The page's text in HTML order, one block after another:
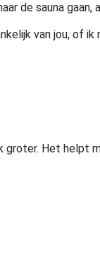
de sauna gaan,
van jou, of ik
groter. Het helpt